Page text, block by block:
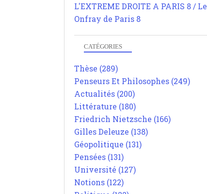
L'EXTREME DROITE A PARIS 8 / Le
Onfray de Paris 8
CATÉGORIES
Thèse (289)
Penseurs Et Philosophes (249)
Actualités (200)
Littérature (180)
Friedrich Nietzsche (166)
Gilles Deleuze (138)
Géopolitique (131)
Pensées (131)
Université (127)
Notions (122)